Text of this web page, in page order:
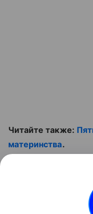
Читайте также:
материнства.
Контент